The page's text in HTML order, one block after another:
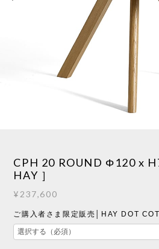
CPH 20 ROUND Φ120 x
HAY ］
¥237,600
ご購入者さま限定販売│HAY DOT